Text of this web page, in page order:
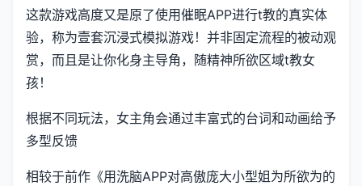
这款游戏高度又是原了使用催眠APP进行t教的真实体
验，称为壹套沉浸式模拟游戏！并非固定流程的被动观
赏，而且是让你化身主导角，随精神所欲区域t教女
孩！
根据不同玩法，女主角会通过丰富式的台词和动画给予
多型反馈
相较于前作《用洗脑APP对高傲庞大小型姐为所欲为的